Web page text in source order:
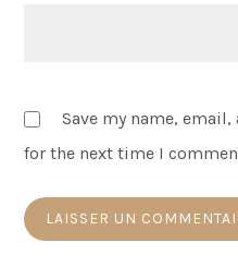
Save my name,
for the next time I